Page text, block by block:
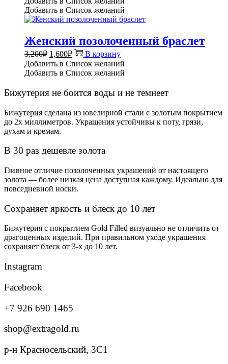
Добавить в Список желаний
Женский позолоченный браслет
3,200₽ Первоначальная
цена
составляла
1,600₽Текущая
цена:
1,600₽.
В корзину
Добавить в Список желаний
Добавить в Список желаний
Бижутерия не боится воды и не темнеет
Бижутерия сделана из ювелирной стали с золотым покрытием
до 2х миллиметров. Украшения устойчивы к поту, грязи,
духам и кремам.
В 30 раз дешевле золота
Главное отличие позолоченных украшений от настоящего
золота — более низкая цена доступная каждому. Идеально для
повседневной носки.
Сохраняет яркость и блеск до 10 лет
Бижутерия с покрытием Gold Filled визуально не отличить от
драгоценных изделий. При правильном уходе украшения
сохраняет блеск от 3-х до 10 лет.
Instagram
Facebook
+7 926 690 1465
shop@extragold.ru
р-н Красносельский, 3С1